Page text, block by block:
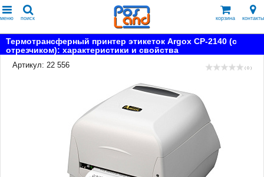
меню поиск корзина контакты
Термотрансферный принтер этикеток Argox CP-2140 (с
отрезчиком): характеристики и свойства
Артикул: 22 556
( 0 )